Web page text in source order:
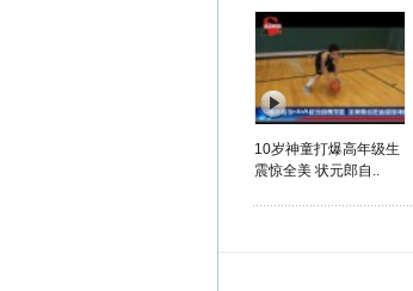
10岁神童打爆高年级生
震惊全美 状元郎自..